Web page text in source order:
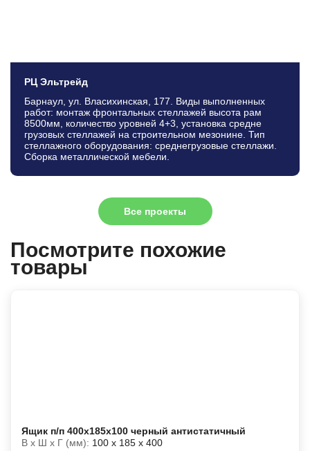
РЦ Эльтрейд
Барнаул, ул. Власихинская, 177. Виды выполненных
работ: монтаж фронтальных стеллажей высота рам
8500мм, количество уровней 4+3, установка средне
грузовых стеллажей на строительном мезонине. Тип
стеллажного оборудования: среднегрузовые стеллажи.
Сборка металлической мебели.
Все проекты
Посмотрите похожие
товары
Ящик п/п 400x185x100 черный антистатичный
В х Ш х Г (мм): 100 х 185 х 400